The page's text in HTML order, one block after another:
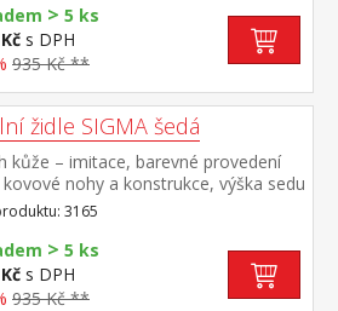
> 5 ks
s DPH
935 Kč **
židle SIGMA šedá
kůže – imitace, barevné provedení
nohy a konstrukce, výška sedu
3165
> 5 ks
s DPH
935 Kč **